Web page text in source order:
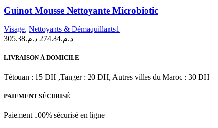
Mousse
Nettoyante
Microbiotic
Guinot Mousse Nettoyante Microbiotic
Visage, Nettoyants & Démaquillants1
د.م.305.38
Le
initial
د.م.274.84
Le
actuel
د.م.274.84.
LIVRAISON À DOMICILE
Tétouan : 15 DH ,Tanger : 20 DH, Autres villes du Maroc : 30 DH
PAIEMENT SÉCURISÉ
Paiement 100% sécurisé en ligne